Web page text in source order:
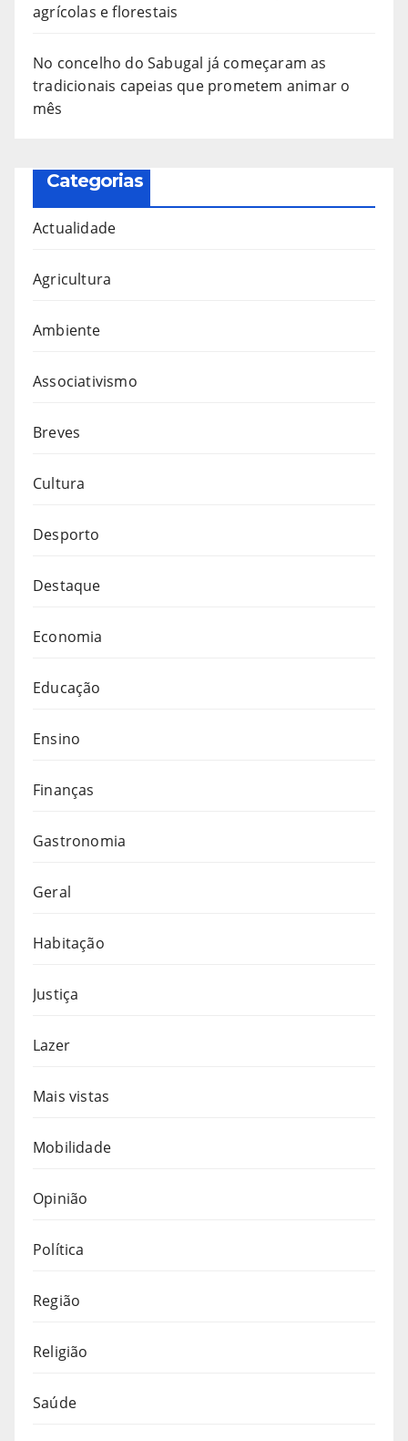
agrícolas e florestais
No concelho do Sabugal já começaram as
tradicionais capeias que prometem animar o
mês
Categorias
Actualidade
Agricultura
Ambiente
Associativismo
Breves
Cultura
Desporto
Destaque
Economia
Educação
Ensino
Finanças
Gastronomia
Geral
Habitação
Justiça
Lazer
Mais vistas
Mobilidade
Opinião
Política
Região
Religião
Saúde